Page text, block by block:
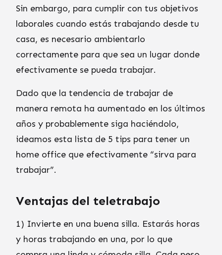
Sin embargo, para cumplir con tus objetivos
laborales cuando estás trabajando desde tu
casa, es necesario ambientarlo
correctamente para que sea un lugar donde
efectivamente se pueda trabajar.
Dado que la tendencia de trabajar de
manera remota ha aumentado en los últimos
años y probablemente siga haciéndolo,
ideamos esta lista de 5 tips para tener un
home office que efectivamente “sirva para
trabajar”.
Ventajas del teletrabajo
1) Invierte en una buena silla. Estarás horas
y horas trabajando en una, por lo que